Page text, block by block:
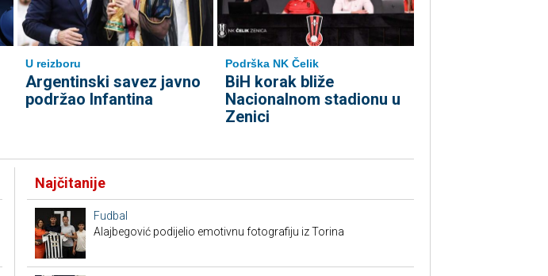
U reizboru
Argentinski savez javno
podržao Infantina
Podrška NK Čelik
BiH korak bliže
Nacionalnom stadionu u
Zenici
Najčitanije
Fudbal
Alajbegović podijelio emotivnu fotografiju iz Torina